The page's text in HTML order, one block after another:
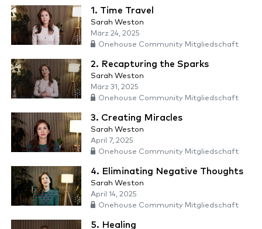
1. Time Travel
Sarah Weston
März 24, 2025
Onehouse Community Mitgliedschaft
2. Recapturing the Sparks
Sarah Weston
März 31, 2025
Onehouse Community Mitgliedschaft
3. Creating Miracles
Sarah Weston
April 7, 2025
Onehouse Community Mitgliedschaft
4. Eliminating Negative Thoughts
Sarah Weston
April 14, 2025
Onehouse Community Mitgliedschaft
5. Healing